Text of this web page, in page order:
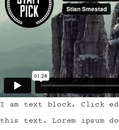
I am text block. Click
this text. Lorem ipsum